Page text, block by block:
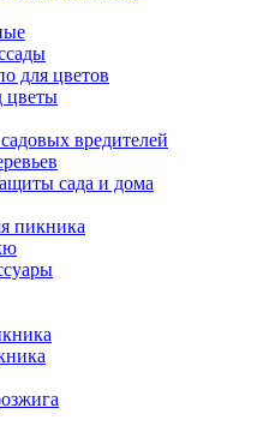
для цветов
цветы
вредителей
сада и дома
пикника